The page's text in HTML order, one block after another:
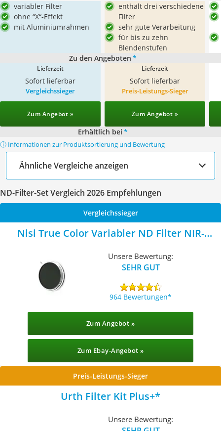
variabler Filter
ohne “X“-Effekt
mit Aluminiumrahmen
enthält drei verschiedene
Filter
sehr gute Verarbeitung
für bis zu zehn
Blendenstufen
Zu den Angeboten *
Lieferzeit
Sofort lieferbar
Lieferzeit
Sofort lieferbar
Vergleichssieger
Zum Angebot »
Preis-Leistungs-Sieger
Zum Angebot »
Erhältlich bei *
ⓘ Informationen zur Produktsortierung und Bewertung
Ähnliche Vergleiche anzeigen
ND-Filter-Set Vergleich 2026 Empfehlungen
Vergleichssieger
Nisi True Color Variabler ND Filter ‎NIR-
Unsere Bewertung:
SEHR GUT
964 Bewertungen
Zum Angebot »
Zum Ebay-Angebot »
Preis-Leistungs-Sieger
Urth Filter Kit Plus+
Unsere Bewertung: